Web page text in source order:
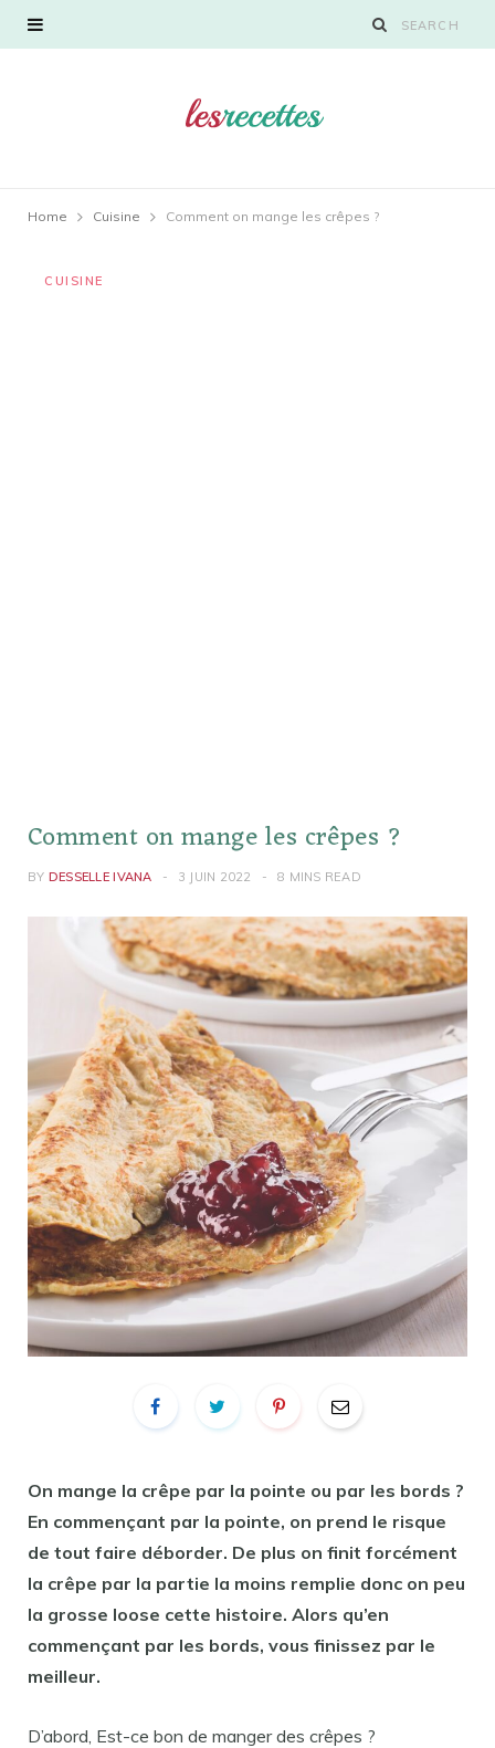
Home Cuisine Comment on mange les crêpes ?
CUISINE
Comment on mange les crêpes ?
BY DESSELLE IVANA 3 JUIN 2022 8 MINS READ
On mange la crêpe par la pointe ou par les bords ?
En commençant par la pointe, on prend le risque
de tout faire déborder. De plus on finit forcément
la crêpe par la partie la moins remplie donc on peu
la grosse loose cette histoire. Alors qu’en
commençant par les bords, vous finissez par le
meilleur.
D’abord, Est-ce bon de manger des crêpes ?